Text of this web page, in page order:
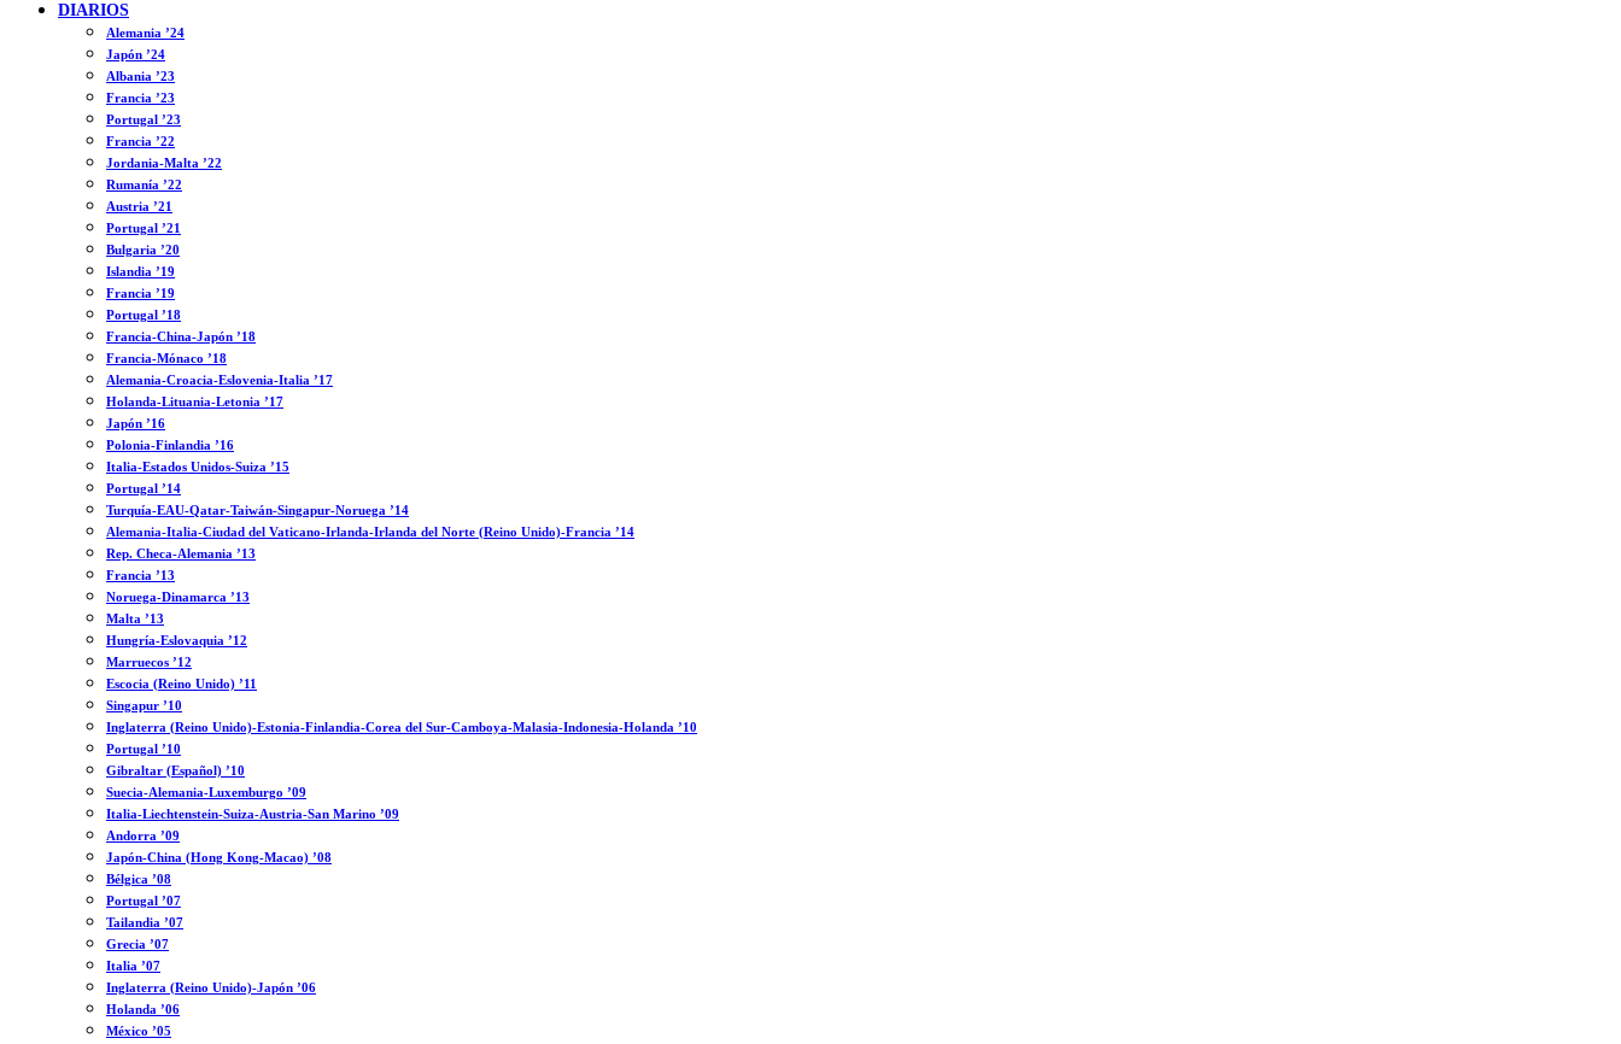
DIARIOS
Alemania ’24
Japón ’24
Albania ’23
Francia ’23
Portugal ’23
Francia ’22
Jordania-Malta ’22
Rumanía ’22
Austria ’21
Portugal ’21
Bulgaria ’20
Islandia ’19
Francia ’19
Portugal ’18
Francia-China-Japón ’18
Francia-Mónaco ’18
Alemania-Croacia-Eslovenia-Italia ’17
Holanda-Lituania-Letonia ’17
Japón ’16
Polonia-Finlandia ’16
Italia-Estados Unidos-Suiza ’15
Portugal ’14
Turquía-EAU-Qatar-Taiwán-Singapur-Noruega ’14
Alemania-Italia-Ciudad del Vaticano-Irlanda-Irlanda del Norte (Reino Unido)-Francia ’14
Rep. Checa-Alemania ’13
Francia ’13
Noruega-Dinamarca ’13
Malta ’13
Hungría-Eslovaquia ’12
Marruecos ’12
Escocia (Reino Unido) ’11
Singapur ’10
Inglaterra (Reino Unido)-Estonia-Finlandia-Corea del Sur-Camboya-Malasia-Indonesia-Holanda ’10
Portugal ’10
Gibraltar (Español) ’10
Suecia-Alemania-Luxemburgo ’09
Italia-Liechtenstein-Suiza-Austria-San Marino ’09
Andorra ’09
Japón-China (Hong Kong-Macao) ’08
Bélgica ’08
Portugal ’07
Tailandia ’07
Grecia ’07
Italia ’07
Inglaterra (Reino Unido)-Japón ’06
Holanda ’06
México ’05